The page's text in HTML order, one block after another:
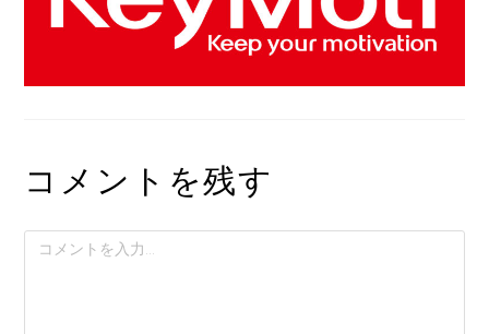
コメントを残す